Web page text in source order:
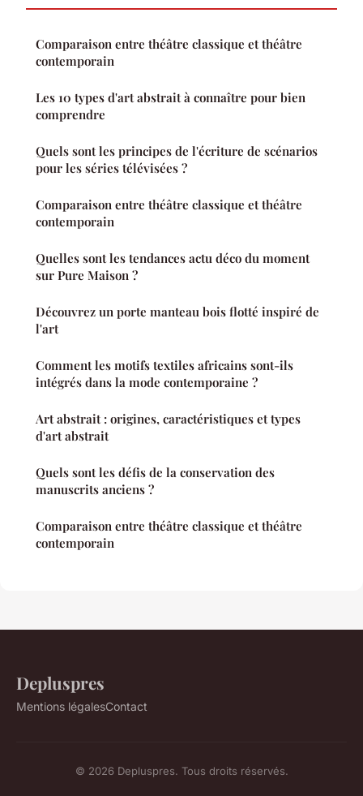
Comparaison entre théâtre classique et théâtre
contemporain
Les 10 types d'art abstrait à connaître pour bien
comprendre
Quels sont les principes de l'écriture de scénarios
pour les séries télévisées ?
Comparaison entre théâtre classique et théâtre
contemporain
Quelles sont les tendances actu déco du moment
sur Pure Maison ?
Découvrez un porte manteau bois flotté inspiré de
l'art
Comment les motifs textiles africains sont-ils
intégrés dans la mode contemporaine ?
Art abstrait : origines, caractéristiques et types
d'art abstrait
Quels sont les défis de la conservation des
manuscrits anciens ?
Comparaison entre théâtre classique et théâtre
contemporain
Depluspres
Mentions légalesContact
© 2026 Depluspres. Tous droits réservés.